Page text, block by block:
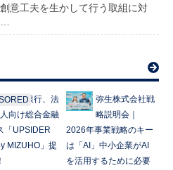
意工夫を生かして行う取組に対
みずほ銀行、法
人向け総合金融
「UPSIDER
MIZUHO」提
弥生株式会社戦
略説明会｜
2026年事業戦略のキー
は「AI」中小企業がAI
を活用するために必要